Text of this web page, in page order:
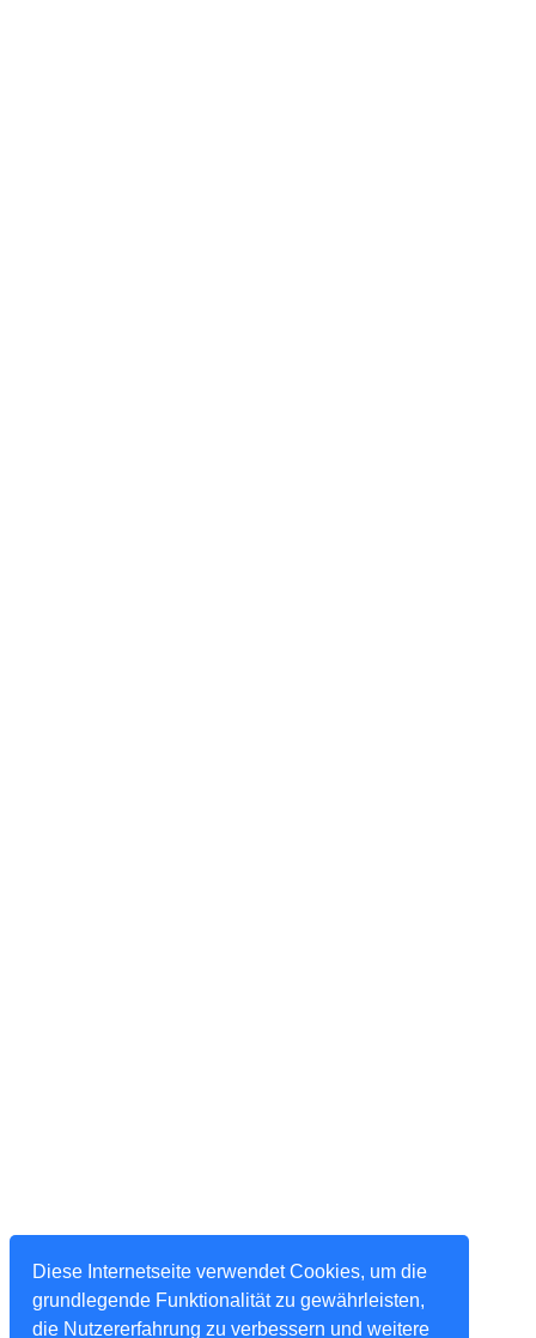
Diese Internetseite verwendet Cookies, um die
grundlegende Funktionalität zu gewährleisten,
die Nutzererfahrung zu verbessern und weitere